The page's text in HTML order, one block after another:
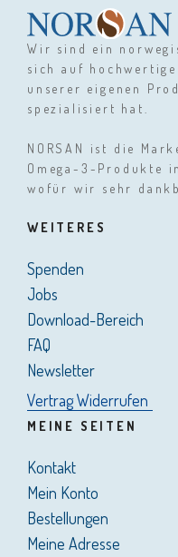
Wir sind ein
sich auf
unserer eigenen
spezialisiert hat.
NORSAN ist die
Omega-3-Produkte
wofür wir sehr
WEITERES
Spenden
Jobs
Download-Bereich
FAQ
Newsletter
Vertrag Widerrufen
MEINE SEITEN
Kontakt
Mein Konto
Bestellungen
Meine Adresse